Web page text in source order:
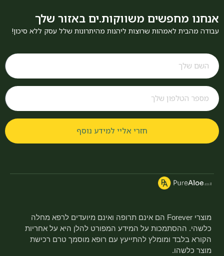
אנחנו מחפשים משווקות.ים באזור שלך
עבודה מהבית לאמהות שרוצות ליהנות מהיתרונות שלל עסק ללא סיכון!
חזרי אליי למידע נוסף
מוצרי Forever הם אינם תרופה ואינם מיועדים לרפא מחלה
כלשהי. ההסתמכות על המידע המפורט להלן היא על אחריות
הקורא בלבד ומומלץ להתייעץ עם רופא מוסמך טרם רכישת
מוצר כלשהו.